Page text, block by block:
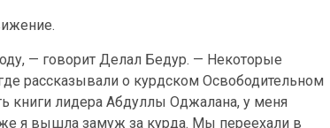
— говорит Делал Бедур. — Некоторые
рассказывали о курдском Освободительном
книги лидера Абдуллы Оджалана, у меня
я вышла замуж за курда. Мы переехали в